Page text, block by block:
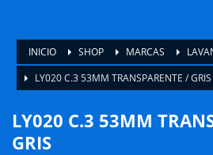
INICIO SHOP MARCAS
LY020 C.3 53MM TRANSPARENTE / GRIS
LY020 C.3 53MM
GRIS